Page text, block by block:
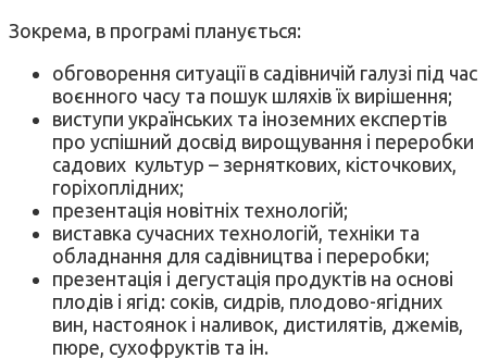
Зокрема, в програмі планується:
обговорення ситуації в садівничій галузі під час
воєнного часу та пошук шляхів їх вирішення;
виступи українських та іноземних експертів
про успішний досвід вирощування і переробки
садових культур – зерняткових, кісточкових,
горіхоплідних;
презентація новітніх технологій;
виставка сучасних технологій, техніки та
обладнання для садівництва і переробки;
презентація і дегустація продуктів на основі
плодів і ягід: соків, сидрів, плодово-ягідних
вин, настоянок і наливок, дистилятів, джемів,
пюре, сухофруктів та ін.